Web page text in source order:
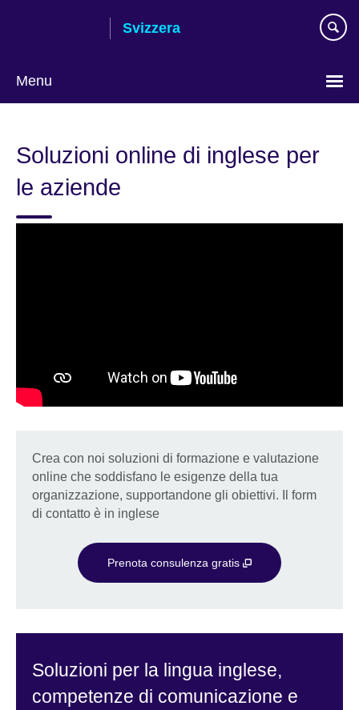
Svizzera
Menu
language
Soluzioni online di inglese per
le aziende
Crea con noi soluzioni di formazione e valutazione
online che soddisfano le esigenze della tua
organizzazione, supportandone gli obiettivi. Il form
di contatto è in inglese
Prenota consulenza gratis
Soluzioni per la lingua inglese,
competenze di comunicazione e